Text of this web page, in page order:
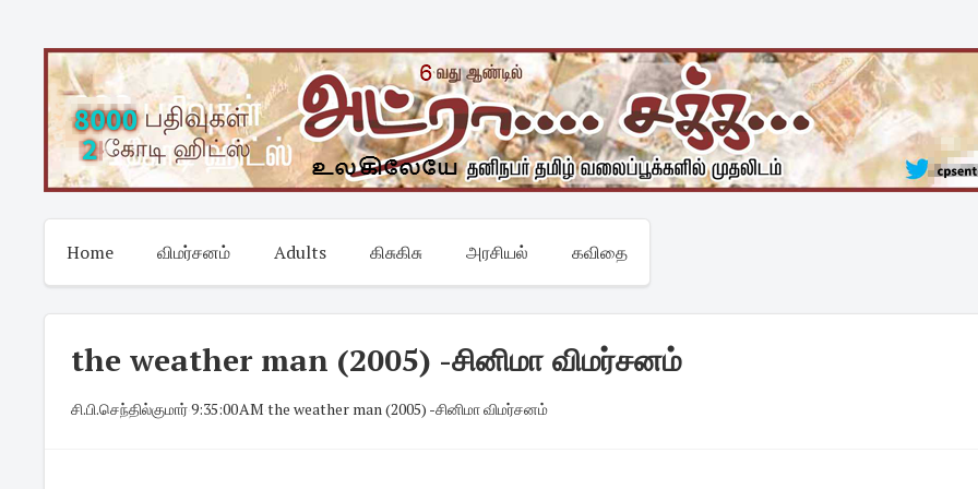
content
Home விமர்சனம் Adults கிசுகிசு அரசியல் கவிதை
the weather man (2005) -சினிமா விமர்சனம்
சி.பி.செந்தில்குமார்·9:35:00 AM ·the weather man (2005) -சினிமா விமர்சனம்